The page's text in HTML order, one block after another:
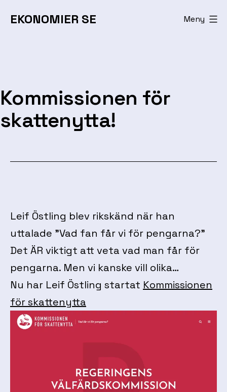
tillEKONOMIER SE Meny
Kommissionen för
skattenytta!
Leif Östling blev rikskänd när han
uttalade ”Vad fan får vi för pengarna?”
Det ÄR viktigt att veta vad man får för
pengarna. Men vi kanske vill olika…
Nu har Leif Östling startat Kommissionen
för skattenytta